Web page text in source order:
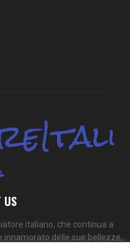
US
italiano, che continua a
innamorato delle sue bellezze,